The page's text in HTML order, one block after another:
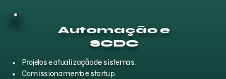
Automação e
SCDC
Projetos e atualização de sistemas.
Comissionamento e startup.